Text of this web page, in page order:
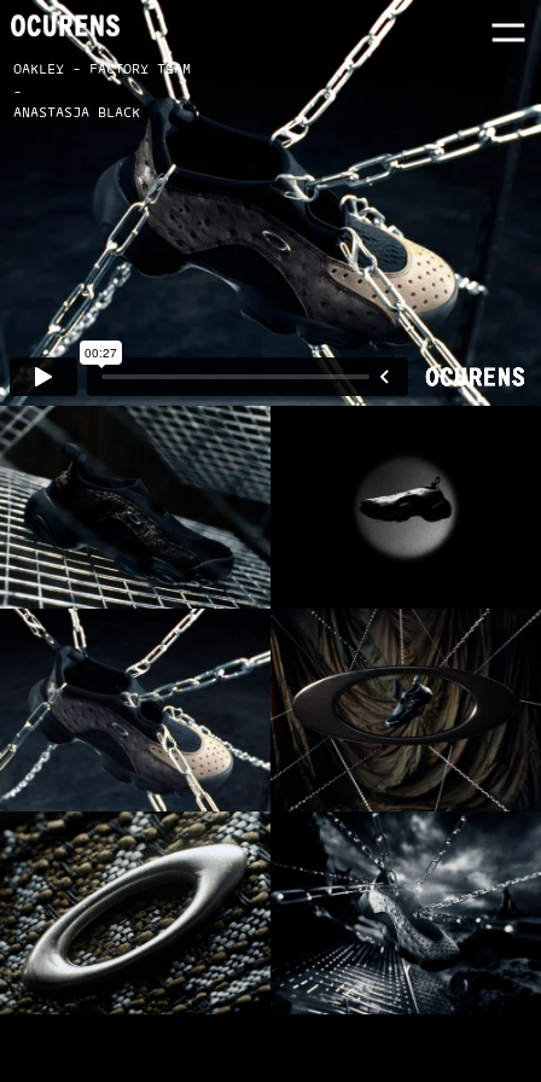
OAKLEY - FACTORY TEAM
-
ANASTASJA BLACK